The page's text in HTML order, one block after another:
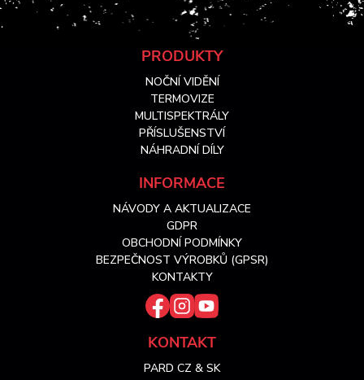
PRODUKTY
NOČNÍ VIDĚNÍ
TERMOVIZE
MULTISPEKTRÁLY
PŘÍSLUŠENSTVÍ
NÁHRADNÍ DÍLY
INFORMACE
NÁVODY A AKTUALIZACE
GDPR
OBCHODNÍ PODMÍNKY
BEZPEČNOST VÝROBKŮ (GPSR)
KONTAKTY
KONTAKT
PARD CZ & SK